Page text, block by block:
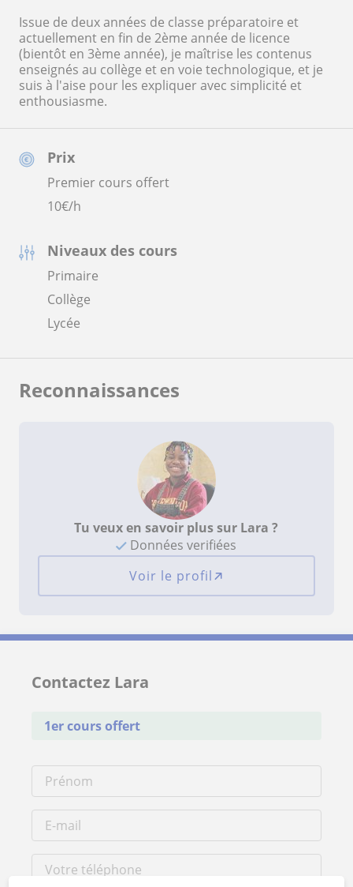
Prix
Premier cours offert
10€/h
Niveaux des cours
Primaire
Collège
Lycée
Issue de deux années de classe préparatoire et
actuellement en fin de 2ème année de licence
(bientôt en 3ème année), je maîtrise les contenus
enseignés au collège et en voie technologique, et je
suis à l'aise pour les expliquer avec simplicité et
enthousiasme.
Reconnaissances
Tu veux en savoir plus sur Lara ?
Données verifiées
Voir le profil
Contactez Lara
1er cours offert